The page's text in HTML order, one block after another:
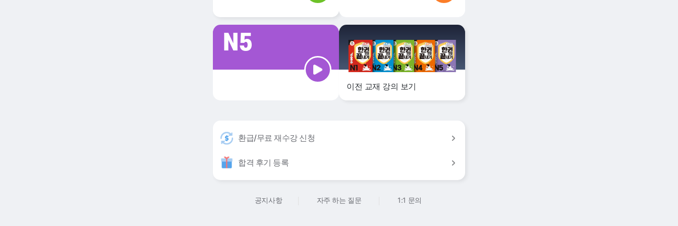
N5
▶
이전 교재 강의 보기
환급/무료 재수강 신청
합격 후기 등록
공지사항 자주 하는 질문 1:1 문의